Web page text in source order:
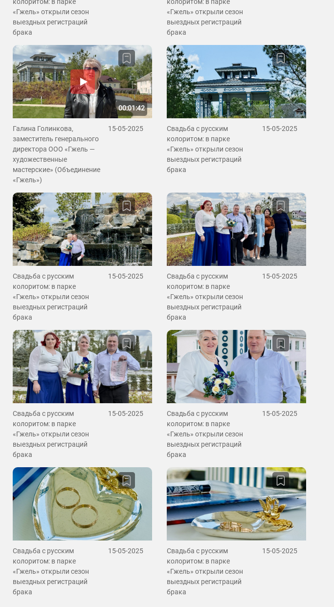
«Гжель» открыли сезон
выездных регистраций
брака
«Гжель» открыли сезон
выездных регистраций
брака
00:01:42
Галина Голинкова,
заместитель генерального
директора ООО «Гжель —
художественные
мастерские» (Объединение
«Гжель»)
15-05-2025
Свадьба с русским
колоритом: в парке
«Гжель» открыли сезон
выездных регистраций
брака
15-05-2025
Свадьба с русским
колоритом: в парке
«Гжель» открыли сезон
выездных регистраций
брака
15-05-2025
Свадьба с русским
колоритом: в парке
«Гжель» открыли сезон
выездных регистраций
брака
15-05-2025
Свадьба с русским
колоритом: в парке
«Гжель» открыли сезон
выездных регистраций
брака
15-05-2025
Свадьба с русским
колоритом: в парке
«Гжель» открыли сезон
выездных регистраций
брака
15-05-2025
Свадьба с русским
колоритом: в парке
«Гжель» открыли сезон
выездных регистраций
брака
15-05-2025
Свадьба с русским
колоритом: в парке
«Гжель» открыли сезон
выездных регистраций
брака
15-05-2025